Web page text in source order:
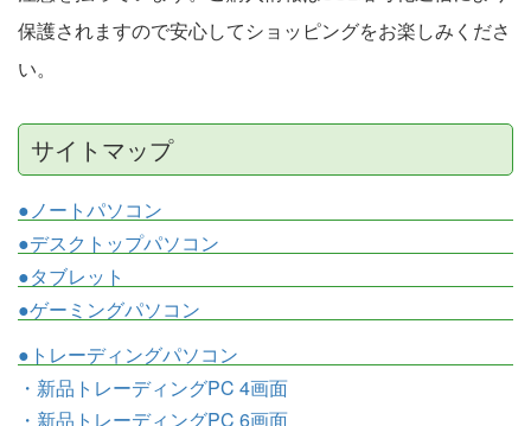
保護されますので安心してショッピングをお楽しみくださ
い。
サイトマップ
●ノートパソコン
●デスクトップパソコン
●タブレット
●ゲーミングパソコン
●トレーディングパソコン
・新品トレーディングPC 4画面
・新品トレーディングPC 6画面